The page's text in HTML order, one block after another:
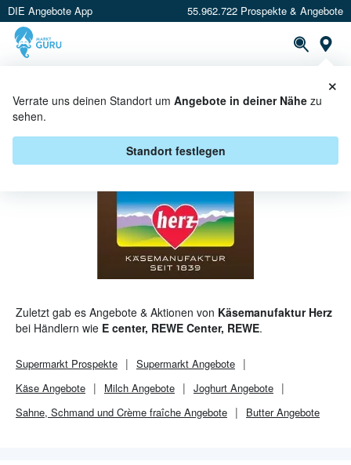
DIE Angebote App 55.962.722 Prospekte & Angebote
Verrate uns deinen Standort um Angebote in deiner Nähe zu
sehen.
Standort festlegen
×
KÄSEMANUFAKTUR HERZ
ANGEBOTE & AKTIONEN
Zuletzt gab es Angebote & Aktionen von Käsemanufaktur Herz
bei Händlern wie E center, REWE Center, REWE.
Supermarkt Prospekte Supermarkt Angebote
Käse Angebote
Milch Angebote
Joghurt Angebote
Sahne, Schmand und Crème fraîche Angebote
Butter Angebote